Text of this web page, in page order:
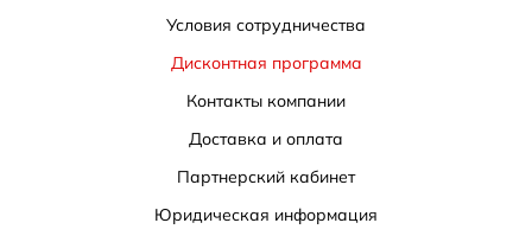
Условия сотрудничества
Дисконтная программа
Контакты компании
Доставка и оплата
Партнерский кабинет
Юридическая информация